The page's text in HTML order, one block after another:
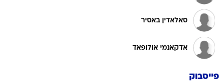
סאלאדין באסיר
אדקאנמי אולופאד
פייסבוק